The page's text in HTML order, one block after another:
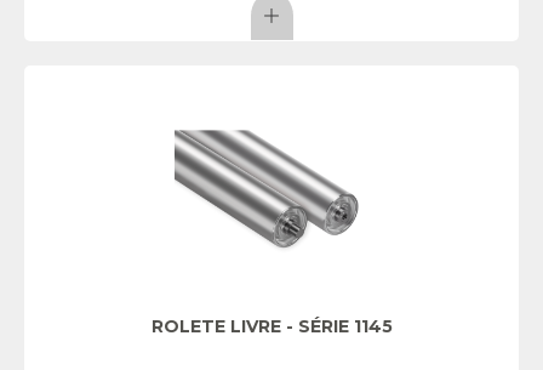
ROLETE LIVRE - SÉRIE 1145